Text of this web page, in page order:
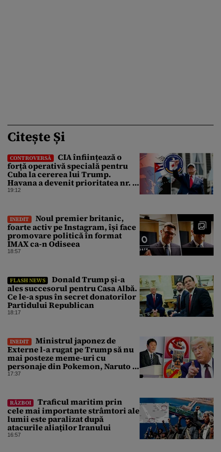
Citește Și
CONTROVERSĂ
CIA înființează o
forță operativă specială pentru
Cuba la cererea lui Trump.
Havana a devenit prioritatea nr. 1
alături de China, Iran și Rusia
19:12
INEDIT
Noul premier britanic,
foarte activ pe Instagram, își face
promovare politică în format
IMAX ca-n Odiseea
18:57
FLASH NEWS
Donald Trump și-a
ales succesorul pentru Casa Albă.
Ce le-a spus în secret donatorilor
Partidului Republican
18:17
INEDIT
Ministrul japonez de
Externe l-a rugat pe Trump să nu
mai posteze meme-uri cu
personaje din Pokemon, Naruto și
Mario pe platformele social-
17:37
RĂZBOI
Traficul maritim prin
cele mai importante strâmtori ale
lumii este paralizat după
atacurile aliaților Iranului
16:57